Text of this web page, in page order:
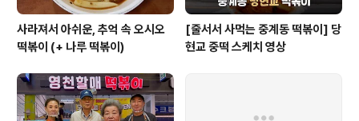
사라져서 아쉬운, 추억 속 오시오
떡볶이 (+ 나루 떡볶이)
[줄서서 사먹는 중계동 떡볶이] 당
현교 중떡 스케치 영상